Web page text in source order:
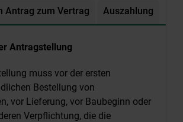
Antrag zum Vertrag Auszahlung
Antragstellung
muss vor der ersten
Bestellung von
vor Lieferung, vor Baubeginn oder
Verpflichtung, die die